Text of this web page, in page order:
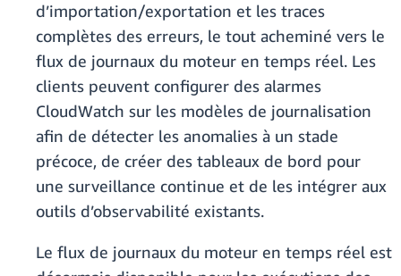
d’importation/exportation et les traces
complètes des erreurs, le tout acheminé vers le
flux de journaux du moteur en temps réel. Les
clients peuvent configurer des alarmes
CloudWatch sur les modèles de journalisation
afin de détecter les anomalies à un stade
précoce, de créer des tableaux de bord pour
une surveillance continue et de les intégrer aux
outils d’observabilité existants.
Le flux de journaux du moteur en temps réel est